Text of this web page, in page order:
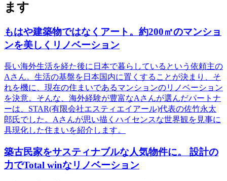
ます
もはや建築物ではなくアート。約200㎡のマンショ
ンを美しくリノベーション
長い海外生活を経た後に日本で暮らしているという依頼主の
Aさん。生活の基盤を日本国内に置くすることが決まり、そ
れを機に、現在の住まいであるマンションのリノベーション
を決意。そんな、海外経験が豊富なAさんが選んだパートナ
ーは、STAR(有限会社エスティエイアール)代表の佐竹永太
郎氏でした。Aさんが思い描くハイセンスな世界観を見事に
具現化した住まいを紹介します。
築古民家をサスティナブルな人気物件に。 設計の
力でTotal winなリノベーション